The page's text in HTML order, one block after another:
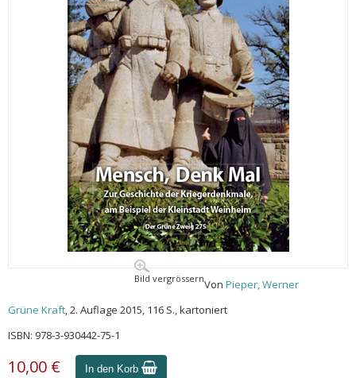
Bild vergrössernVon Pieper, Werner
Grüne Kraft, 2. Auflage 2015, 116 S., kartoniert
ISBN: 978-3-930442-75-1
10,00 € In den Korb